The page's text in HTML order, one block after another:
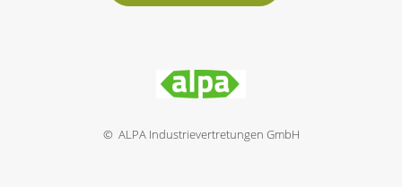
© ALPA Industrievertretungen GmbH